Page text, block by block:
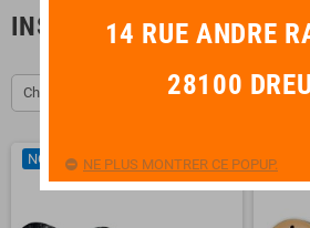
INSTRUMENTS DE
Choisir
favorite_border
NOUVEAU
14 RUE ANDRE
28100
NE PLUS MONTRER CE POPUP.